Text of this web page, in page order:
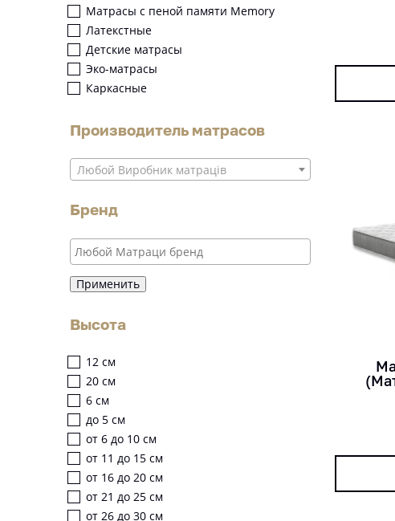
Матрасы с пеной памяти Memory
Латекстные
Детские матрасы
Эко-матрасы
Каркасные
Производитель матрасов
Любой Виробник матраців
Бренд
Применить
Высота
12 см
20 см
6 см
до 5 см
от 6 до 10 см
от 11 до 15 см
от 16 до 20 см
от 21 до 25 см
от 26 до 30 см